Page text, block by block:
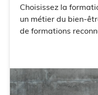
Choisissez la
un métier du bien-
de formations